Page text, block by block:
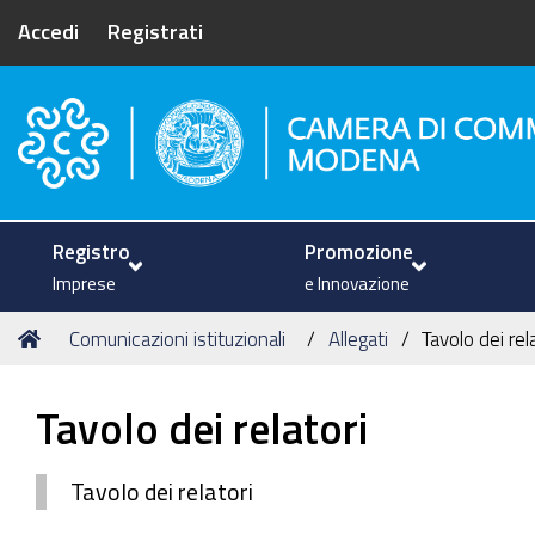
Accedi Registrati
Camera di Commercio di
Registro
Imprese
Promozione
e Innovazione
Tu
Home
Comunicazioni istituzionali Allegati Tavolo dei
Tavolo dei relatori
Tavolo dei relatori